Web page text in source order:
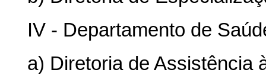
IV - Departamento de
a) Diretoria de Assistência